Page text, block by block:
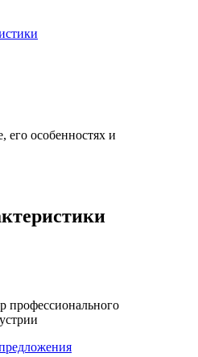
его особенностях и
профессионального